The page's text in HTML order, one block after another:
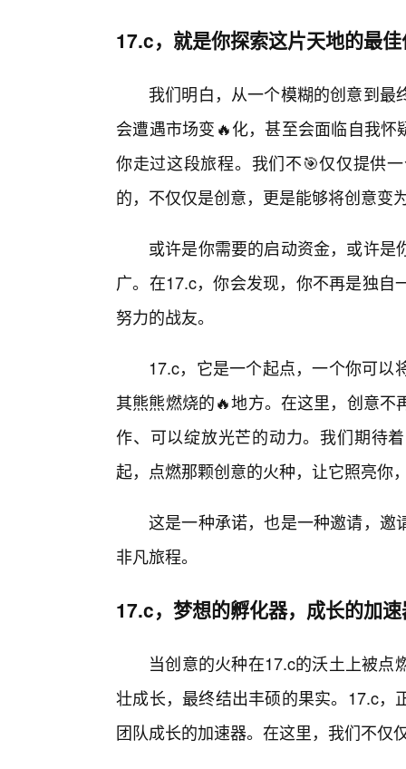
17.c，就是你探索这片天地的最
我们明白，从一个模糊的创意到
会遭遇市场变🔥化，甚至会面临自我
你走过这段旅程。我们不🎯仅仅提供
的，不仅仅是创意，更是能够将创意变
或许是你需要的启动资金，或许
广。在17.c，你会发现，你不再是独
努力的战友。
17.c，它是一个起点，一个你可以
其熊熊燃烧的🔥地方。在这里，创意
作、可以绽放光芒的动力。我们期待
起，点燃那颗创意的火种，让它照亮你
这是一种承诺，也是一种邀请，邀
非凡旅程。
17.c，梦想的孵化器，成长的加
当创意的火种在17.c的沃土上被点
壮成长，最终结出丰硕的果实。17.c，
团队成长的加速器。在这里，我们不仅